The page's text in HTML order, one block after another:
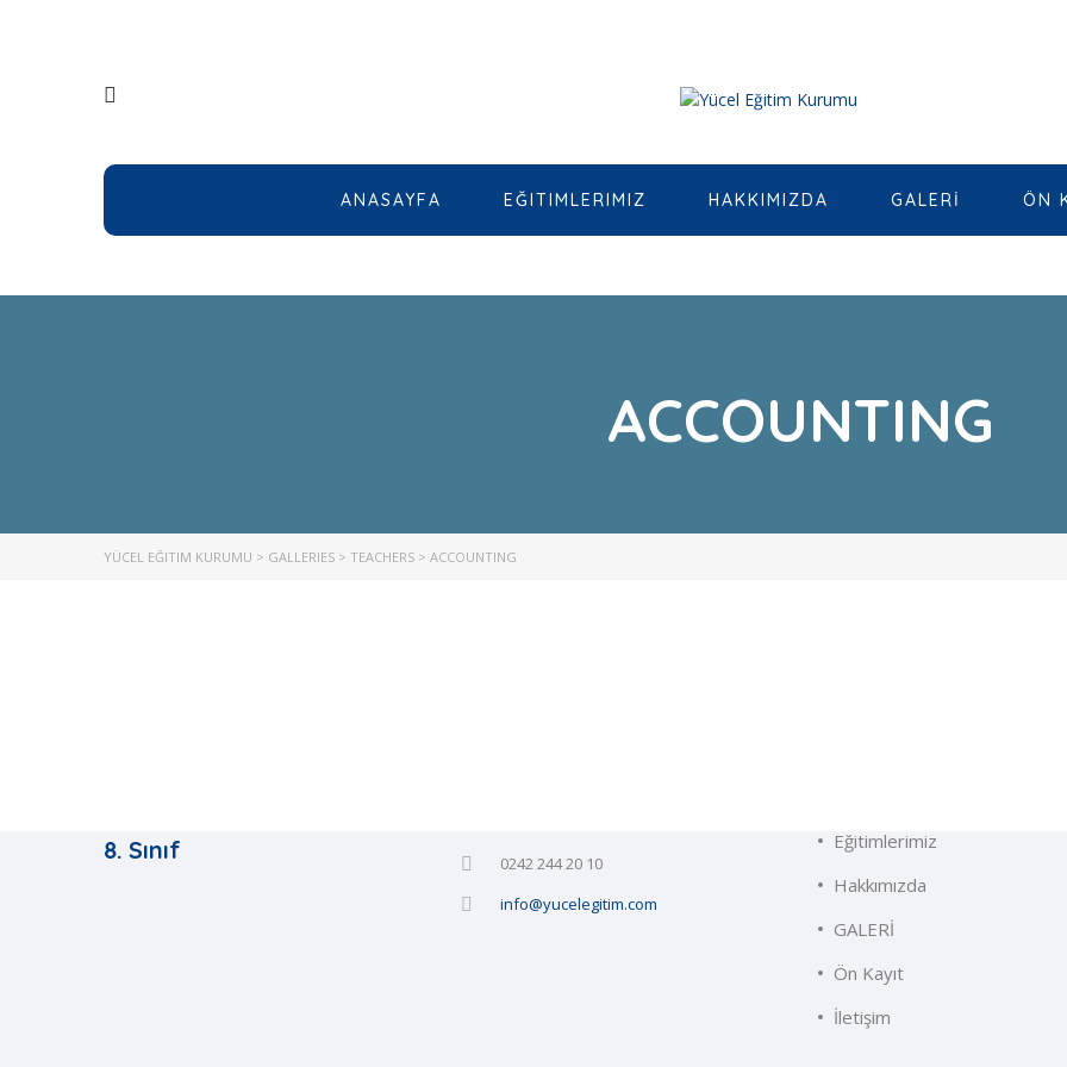
ANASAYFA EĞITIMLERIMIZ HAKKIMIZDA GALERİ ÖN
ACCOUNTING
YÜCEL EĞITIM KURUMU > GALLERIES > TEACHERS > ACCOUNTING
8. Sınıf
0242 244 20 10
info@yucelegitim.com
Eğitimlerimiz
Hakkımızda
GALERİ
Ön Kayıt
İletişim